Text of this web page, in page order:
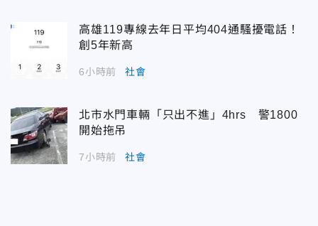
高雄119專線去年日平均404通騷擾電話！
創5年新高
6小時前 社會
北市水門車輛「只出不進」4hrs 警1800
開始拖吊
7小時前 社會